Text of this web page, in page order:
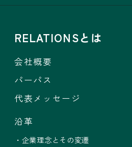
RELATIONSとは
会社概要
パーパス
代表メッセージ
沿革
・企業理念とその変遷